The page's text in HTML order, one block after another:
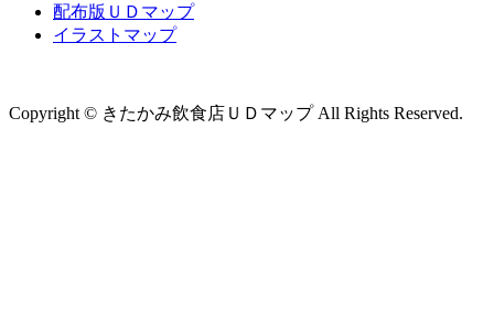
配布版ＵＤマップ
イラストマップ
Copyright © きたかみ飲食店ＵＤマップ All Rights Reserved.